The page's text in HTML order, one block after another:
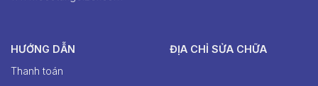
HƯỚNG DẪN
Thanh toán
ĐỊA CHỈ SỬA CHỮA